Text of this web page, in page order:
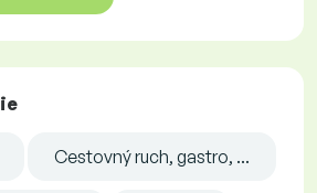
Cestovný ruch, gastro, ...